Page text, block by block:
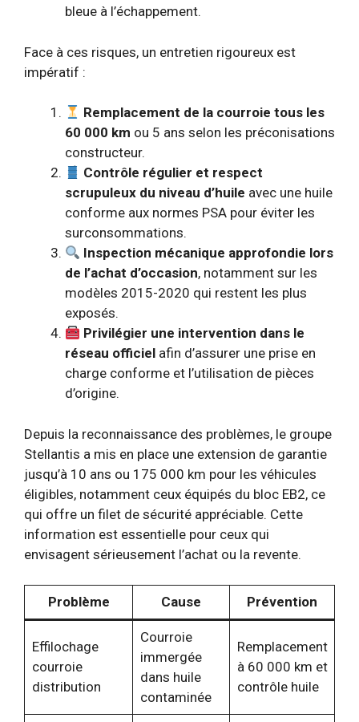
bleue à l’échappement.
Face à ces risques, un entretien rigoureux est
impératif :
Remplacement de la courroie tous les
60 000 km ou 5 ans selon les préconisations
constructeur.
Contrôle régulier et respect
scrupuleux du niveau d’huile avec une huile
conforme aux normes PSA pour éviter les
surconsommations.
Inspection mécanique approfondie lors
de l’achat d’occasion, notamment sur les
modèles 2015-2020 qui restent les plus
exposés.
Privilégier une intervention dans le
réseau officiel afin d’assurer une prise en
charge conforme et l’utilisation de pièces
d’origine.
Depuis la reconnaissance des problèmes, le groupe
Stellantis a mis en place une extension de garantie
jusqu’à 10 ans ou 175 000 km pour les véhicules
éligibles, notamment ceux équipés du bloc EB2, ce
qui offre un filet de sécurité appréciable. Cette
information est essentielle pour ceux qui
envisagent sérieusement l’achat ou la revente.
Problème Cause Prévention
Effilochage
courroie
distribution
Courroie
immergée
dans huile
contaminée
Remplacement
à 60 000 km et
contrôle huile